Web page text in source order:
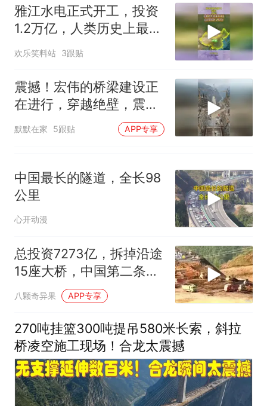
台风"白海豚"登陆 中心附近最
大风力14级
十多万人报名的考试，成绩
全部作废，公平么？
雅江水电正式开工，投资
1.2万亿，人类历史上最大
基建工程要来了
欢乐笑料站 3跟贴
震撼！宏伟的桥梁建设正
在进行，穿越绝壁，震撼
人心！
默默在家 5跟贴 APP专享
中国最长的隧道，全长98
公里
心开动漫
总投资7273亿，拆掉沿途
15座大桥，中国第二条超
八颗奇异果 APP专享
270吨挂篮300吨提吊580米长索，斜拉
桥凌空施工现场！合龙太震撼